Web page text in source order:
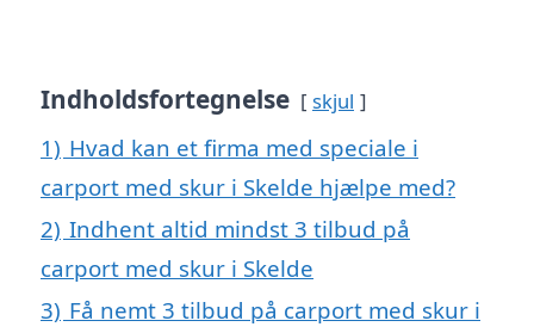
Indholdsfortegnelse skjul
1) Hvad kan et firma med speciale i
carport med skur i Skelde hjælpe med?
2) Indhent altid mindst 3 tilbud på
carport med skur i Skelde
3) Få nemt 3 tilbud på carport med skur i